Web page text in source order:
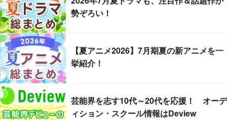
勢ぞろい！
【夏アニメ2026】7月期夏の新アニメを一
挙紹介！
芸能界を志す10代～20代を応援！ オーデ
ィション・スクール情報はDeview